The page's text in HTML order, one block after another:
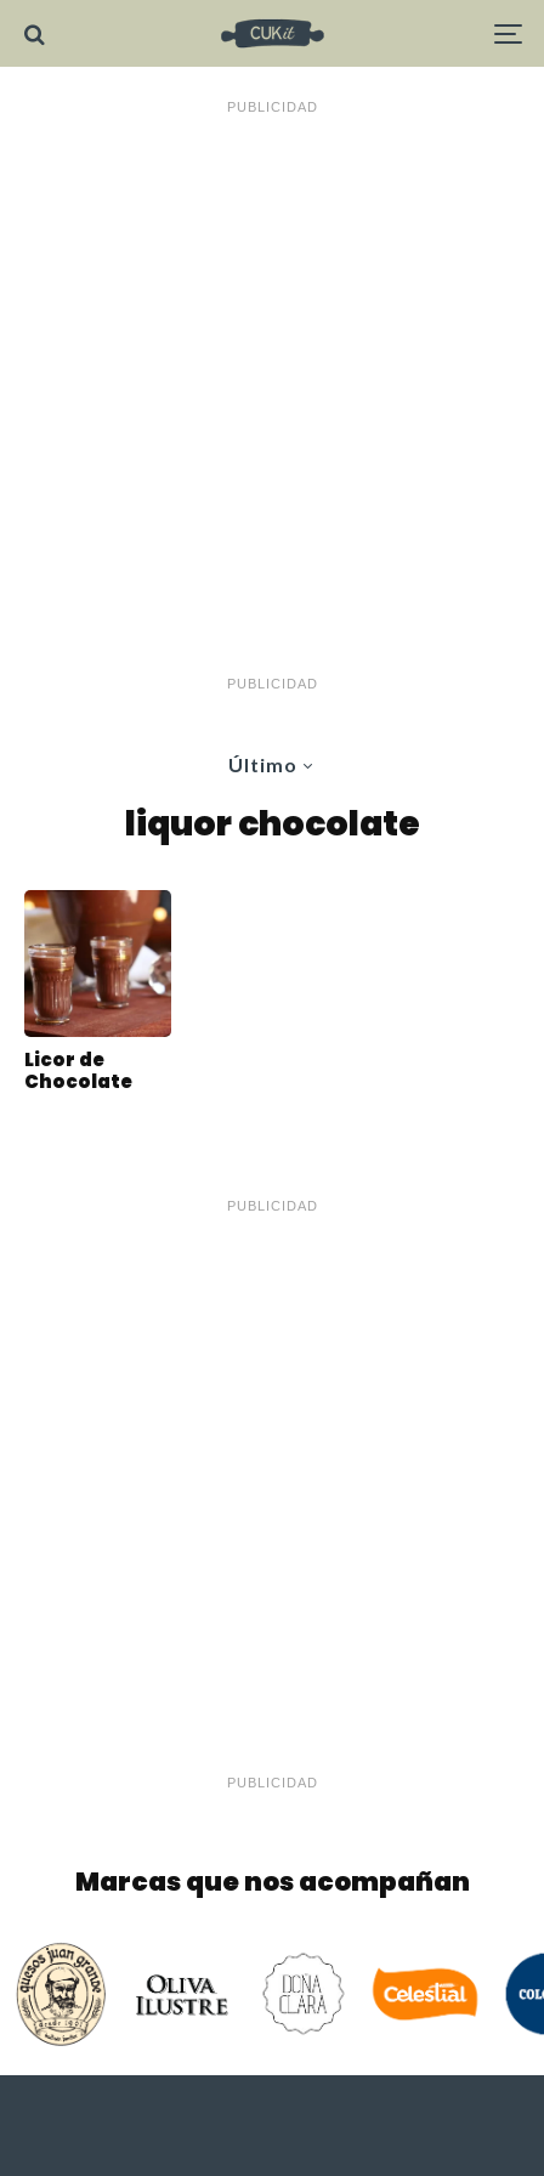
PUBLICIDAD
PUBLICIDAD
Último
liquor chocolate
Licor de
Chocolate
PUBLICIDAD
PUBLICIDAD
Marcas que nos acompañan